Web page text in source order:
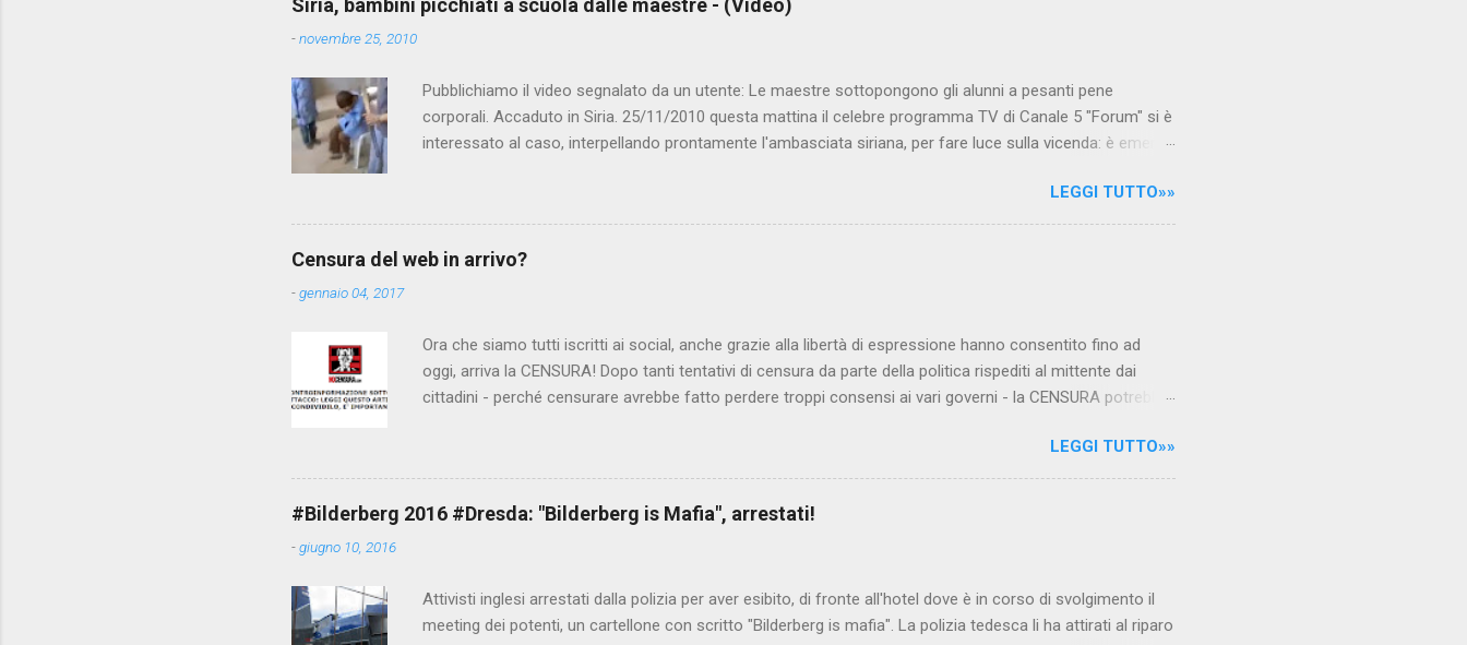
n
t
i
Siria, bambini picchiati a scuola dalle maestre - (Video)
-novembre 25, 2010
Pubblichiamo il video segnalato da un utente: Le maestre sottopongono gli alunni a pesanti pene
corporali. Accaduto in Siria. 25/11/2010 questa mattina il celebre programma TV di Canale 5 "Forum" si è
interessato al caso, interpellando prontamente l'ambasciata siriana, per fare luce sulla vicenda: è emerso
state punite e allontanate dalla scuola. LEGGI IL SERVIZIO . staff nocensura.com Condividi su Facebook
LEGGI TUTTO»»
Censura del web in arrivo?
-gennaio 04, 2017
Ora che siamo tutti iscritti ai social, anche grazie alla libertà di espressione hanno consentito fino ad
oggi, arriva la CENSURA! Dopo tanti tentativi di censura da parte della politica rispediti al mittente dai
cittadini - perché censurare avrebbe fatto perdere troppi consensi ai vari governi - la CENSURA potrebbe
AGCM (da non confondere con AGCOM) tra l'altro il momento è proprizio perché al governo non c'è più
Matteo Renzi ma il buon Renziloni , controfigura di Renzi messo li per mettere la faccia su quelle misure
che per l'ex sindaco di Firenze sarebbero state sconvenienti , dai miliardi da sborsare per le banche allo
sdoganamento della censura del web. Renzi è tornato a casa, a farsi riprendere mentre fa la spesa come
LEGGI TUTTO»»
#Bilderberg 2016 #Dresda: "Bilderberg is Mafia", arrestati!
-giugno 10, 2016
Attivisti inglesi arrestati dalla polizia per aver esibito, di fronte all'hotel dove è in corso di svolgimento il
meeting dei potenti, un cartellone con scritto "Bilderberg is mafia". La polizia tedesca li ha attirati al riparo